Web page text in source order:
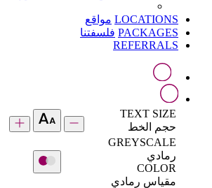
LOCATIONS مواقع
PACKAGES فلسفتنا
REFERRALS
TEXT SIZE
حجم الخط
GREYSCALE
رمادي
COLOR
مقياس رمادي